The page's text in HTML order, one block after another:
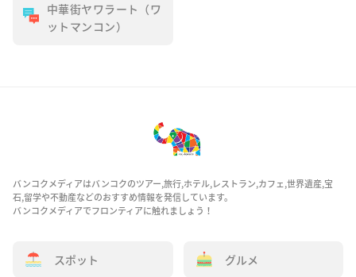
中華街ヤワラート（ワ
ットマンコン）
バンコクメディアはバンコクのツアー,旅行,ホテル,レストラン,カフェ,世界遺産,宝
石,留学や不動産などのおすすめ情報を発信しています。
バンコクメディアでフロンティアに触れましょう！
スポット グルメ